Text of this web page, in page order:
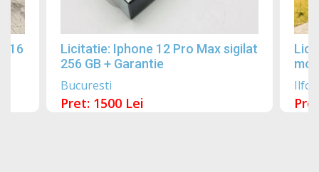
Licitatie: Iphone 12 Pro Max sigilat
256 GB + Garantie
Bucuresti
Pret: 1500 Lei
Ilfov